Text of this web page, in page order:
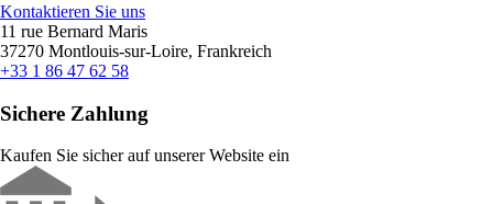
Kontaktieren Sie uns
11 rue Bernard Maris
37270 Montlouis-sur-Loire, Frankreich
+33 1 86 47 62 58
Sichere Zahlung
Kaufen Sie sicher auf unserer Website ein